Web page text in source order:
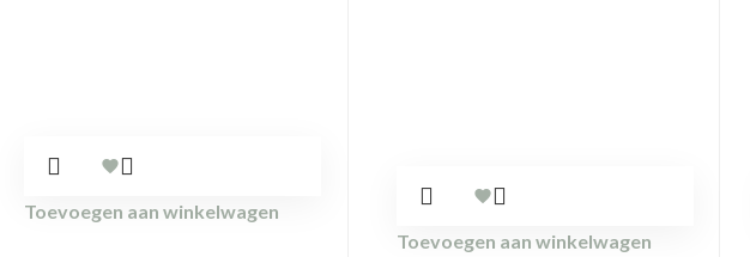
Toevoegen aan winkelwagen
Toevoegen aan winkelwagen